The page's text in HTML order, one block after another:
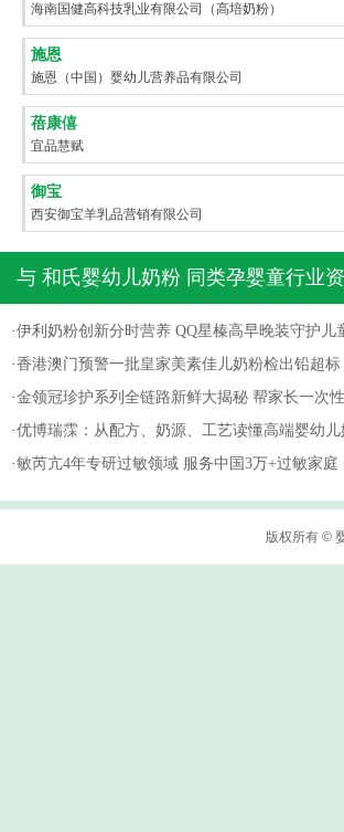
海南国健高科技乳业有限公司（高培奶粉）
施恩
施恩（中国）婴幼儿营养品有限公司
蓓康僖
宜品慧赋
御宝
西安御宝羊乳品营销有限公司
与 和氏婴幼儿奶粉 同类孕婴童行业
·伊利奶粉创新分时营养 QQ星榛高早晚装守护儿
·香港澳门预警一批皇家美素佳儿奶粉检出铅超
·金领冠珍护系列全链路新鲜大揭秘 帮家长一次
·优博瑞霂：从配方、奶源、工艺读懂高端婴幼
·敏芮亢4年专研过敏领域 服务中国3万+过敏家庭
版权所有 ©